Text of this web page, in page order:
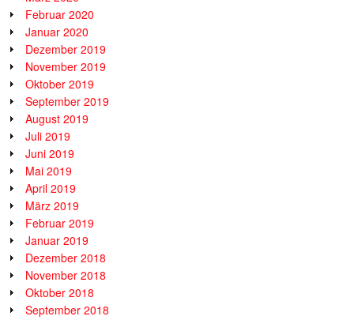
Februar 2020
Januar 2020
Dezember 2019
November 2019
Oktober 2019
September 2019
August 2019
Juli 2019
Juni 2019
Mai 2019
April 2019
März 2019
Februar 2019
Januar 2019
Dezember 2018
November 2018
Oktober 2018
September 2018